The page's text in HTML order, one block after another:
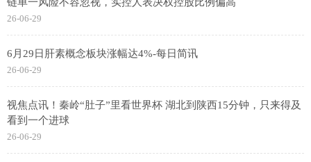
26-06-29
6月29日肝素概念板块涨幅达4%-每日简讯
26-06-29
视焦点讯！秦岭“肚子”里看世界杯 湖北到陕西15分钟，只来得及
看到一个进球
26-06-29